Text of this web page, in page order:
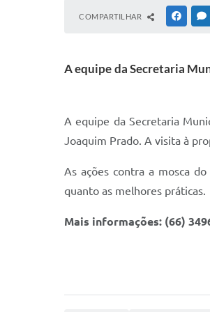
COMPARTILHAR
A equipe da Secretaria
A equipe da Secretaria
Joaquim Prado. A visita à
As ações contra a mosca
quanto as melhores práticas.
Mais informações: (66)